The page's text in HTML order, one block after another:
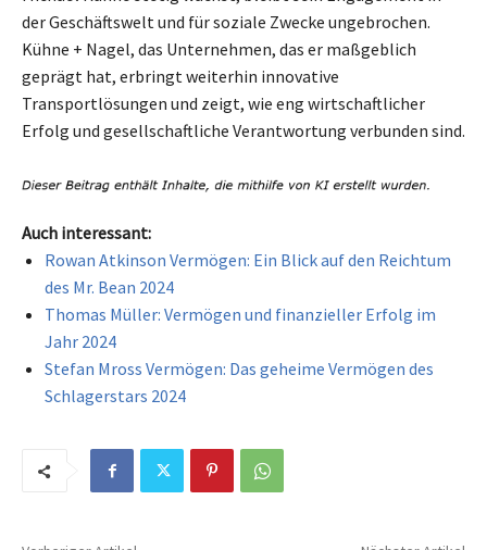
der Geschäftswelt und für soziale Zwecke ungebrochen.
Kühne + Nagel, das Unternehmen, das er maßgeblich
geprägt hat, erbringt weiterhin innovative
Transportlösungen und zeigt, wie eng wirtschaftlicher
Erfolg und gesellschaftliche Verantwortung verbunden sind.
Auch interessant:
Rowan Atkinson Vermögen: Ein Blick auf den Reichtum
des Mr. Bean 2024
Thomas Müller: Vermögen und finanzieller Erfolg im
Jahr 2024
Stefan Mross Vermögen: Das geheime Vermögen des
Schlagerstars 2024